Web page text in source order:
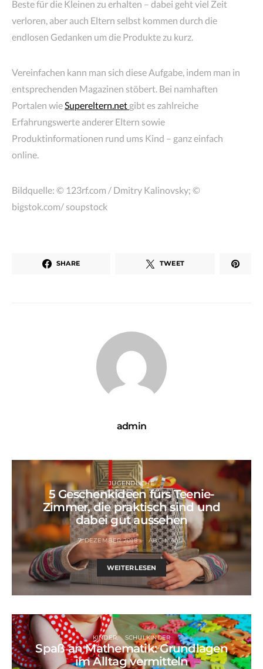
Beste für die Kleinen zu erhalten – dabei geht viel Zeit
verloren, aber auch Eltern selbst kommen durch die
endlosen Gedanken um die Produkte zu kurz.
Vereinfachen kann man sich diese Aufgabe, indem man in
entsprechenden Magazinen stöbert. Bei namhaften
Portalen wieSupereltern.net gibt es zahlreiche
Erfahrungswerte anderer Eltern sowie
Produktinformationen rund ums Kind – ganz einfach
online.
Bildquelle: © 123rf.com / Dmitry Kalinovsky; ©
bigstok.com/ soupstock
SHARE TWEET
admin
JUGENDLICHE
5 Geschenkideen fürs Teenie-
Zimmer, die praktisch sind und
dabei gut aussehen
7. DEZEMBER 2018 ABC-MAMA
WEITERLESEN
KINDER SCHULKINDER
Spaß an Mathematik: Grundlagen
im Alltag vermitteln